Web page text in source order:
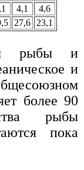
4,1
4,6
27,6 23,1
рыбы и
и
более 90
рыбы
пока